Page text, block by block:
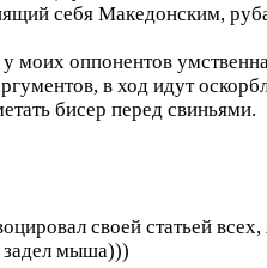
себя Македонским,
моих оппонентов
в ход идут
бисер перед свиньями.
своей статьей
задел мыша)))